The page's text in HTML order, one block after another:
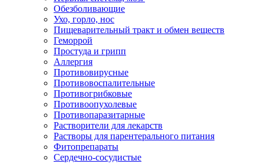
Обезболивающие
Ухо, горло, нос
Пищеварительный тракт и обмен веществ
Геморрой
Простуда и грипп
Аллергия
Противовирусные
Противовоспалительные
Противогрибковые
Противоопухолевые
Противопаразитарные
Растворители для лекарств
Растворы для парентерального питания
Фитопрепараты
Сердечно-сосудистые